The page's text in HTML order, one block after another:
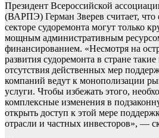
Президент Всероссийской
(ВАРПЭ) Герман Зверев считает, что
секторе судоремонта могут только
мощным административным
финансированием. «Несмотря на
развития судоремонта в стране
отсутствия действенных мер
компаний ведут к монополизации
услуги. Чтобы избежать этого,
комплексные изменения в
открыть доступ к этой мере
отрасли и частных инвесторов», —